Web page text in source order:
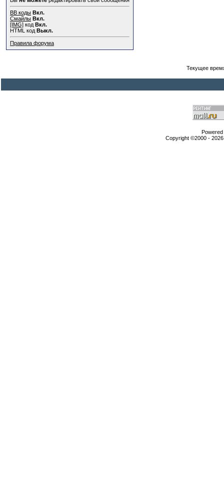
BB коды Вкл.
Смайлы Вкл.
[IMG] код Вкл.
HTML код Выкл.
Правила форума
Текущее
Copyright ©2000 -